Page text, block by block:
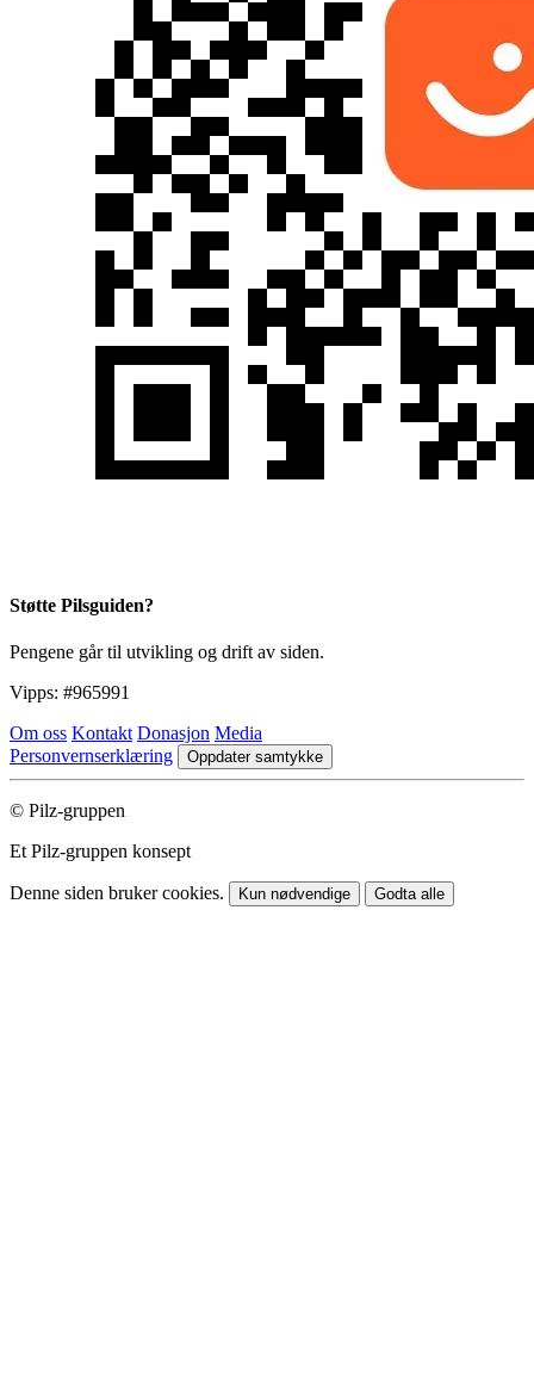
Støtte Pilsguiden?
Pengene går til utvikling og drift av siden.
Vipps: #965991
Om oss Kontakt Donasjon Media
Personvernserklæring
Oppdater samtykke
© Pilz-gruppen
Et Pilz-gruppen konsept
Denne siden bruker cookies. Kun nødvendige Godta alle